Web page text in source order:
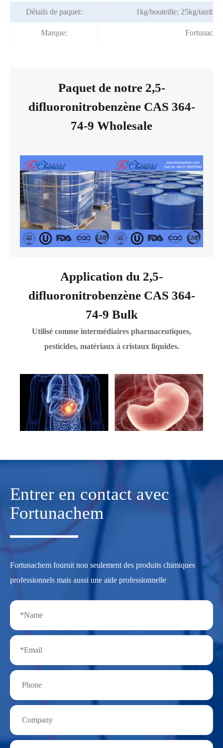
Détails de paquet: 1kg/bouteille; 25kg/
Marque:
Paquet de notre 2,5-
difluoronitrobenzène CAS 364-
74-9 Wholesale
Application du 2,5-
difluoronitrobenzène CAS 364-
74-9 Bulk
Utilisé comme intermédiaires pharmaceutiques,
pesticides, matériaux à cristaux liquides.
Entrer en contact avec
Fortunachem
Fortunachem fournit non seulement des produits chimiques
professionnels mais aussi une aide professionnelle